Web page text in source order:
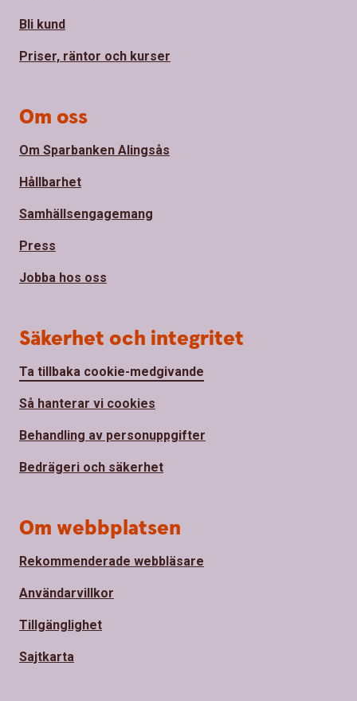
Bli kund
Priser, räntor och kurser
Om oss
Om Sparbanken Alingsås
Hållbarhet
Samhällsengagemang
Press
Jobba hos oss
Säkerhet och integritet
Ta tillbaka cookie-medgivande
Så hanterar vi cookies
Behandling av personuppgifter
Bedrägeri och säkerhet
Om webbplatsen
Rekommenderade webbläsare
Användarvillkor
Tillgänglighet
Sajtkarta